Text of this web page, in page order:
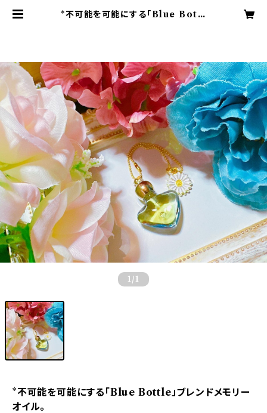
*不可能を可能にする「Blue Bottl
1 /1
*不可能を可能にする「Blue Bottle」ブレンドメモリー
オイル。